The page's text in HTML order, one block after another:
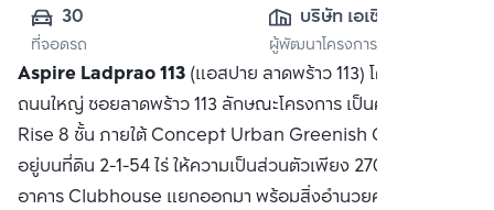
30
ที่จอดรถ
บริษัท เอเชี่ยน
พร็อพเพอร์ตี้ จำกัด
ผู้พัฒนาโครงการ
Aspire Ladprao 113(แอสปาย ลาดพร้าว 113) โครงการติด
ถนนใหญ่ ซอยลาดพร้าว 113 ลักษณะโครงการ เป็นคอนโด Low-
Rise 8 ชั้น ภายใต้ Concept Urban Greenish Garden ตั้ง
อยู่บนที่ดิน 2-1-54 ไร่ ให้ความเป็นส่วนตัวเพียง 270 ยูนิต มี
อาคาร Clubhouse แยกออกมา พร้อมสิ่งอำนวยความสะดวก